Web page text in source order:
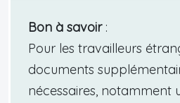
Bon à savoir:
Pour les travailleurs
documents
nécessaires, notamment